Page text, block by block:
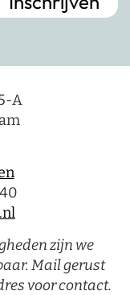
A
zijn we
Mail gerust
voor contact.